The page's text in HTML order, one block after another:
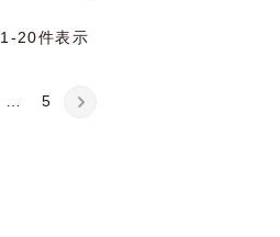
1 -20件表示
… 5